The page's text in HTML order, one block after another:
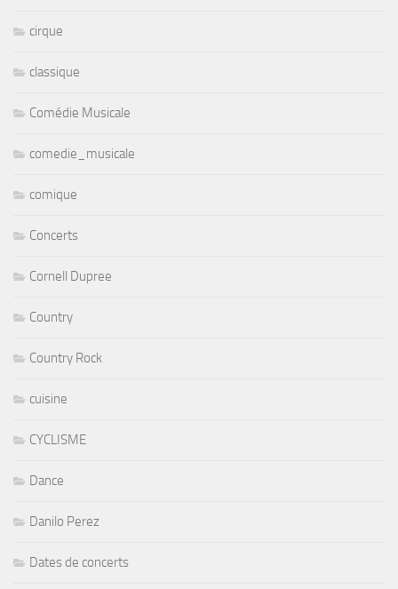
cirque
classique
Comédie Musicale
comedie_musicale
comique
Concerts
Cornell Dupree
Country
Country Rock
cuisine
CYCLISME
Dance
Danilo Perez
Dates de concerts